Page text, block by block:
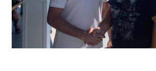
ΥΓΕΙΑ-ΟΜΟΡΦΙΑ
ΠΟΛΙΤΙΣΜΟΣ
ΠΕΡΙΒΑΛΛΟΝ